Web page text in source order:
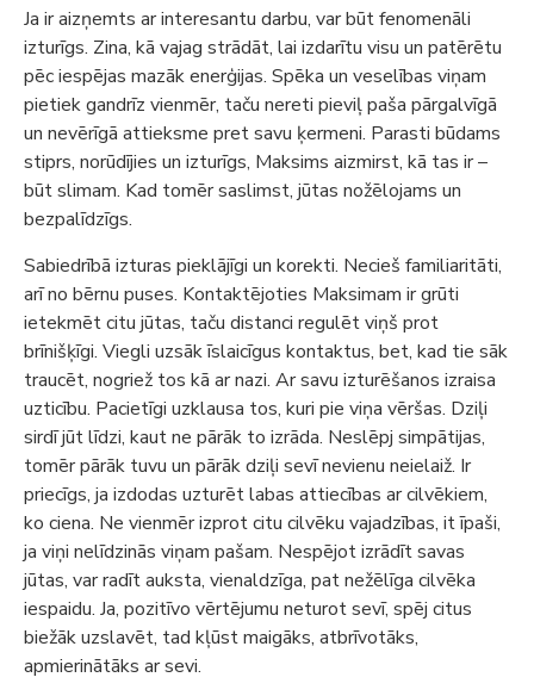
Ja ir aizņemts ar interesantu darbu, var būt fenomenāli
izturīgs. Zina, kā vajag strādāt, lai izdarītu visu un patērētu
pēc iespējas mazāk enerģijas. Spēka un veselības viņam
pietiek gandrīz vienmēr, taču nereti pieviļ paša pārgalvīgā
un nevērīgā attieksme pret savu ķermeni. Parasti būdams
stiprs, norūdījies un izturīgs, Maksims aizmirst, kā tas ir –
būt slimam. Kad tomēr saslimst, jūtas nožēlojams un
bezpalīdzīgs.
Sabiedrībā izturas pieklājīgi un korekti. Necieš familiaritāti,
arī no bērnu puses. Kontaktējoties Maksimam ir grūti
ietekmēt citu jūtas, taču distanci regulēt viņš prot
brīnišķīgi. Viegli uzsāk īslaicīgus kontaktus, bet, kad tie sāk
traucēt, nogriež tos kā ar nazi. Ar savu izturēšanos izraisa
uzticību. Pacietīgi uzklausa tos, kuri pie viņa vēršas. Dziļi
sirdī jūt līdzi, kaut ne pārāk to izrāda. Neslēpj simpātijas,
tomēr pārāk tuvu un pārāk dziļi sevī nevienu neielaiž. Ir
priecīgs, ja izdodas uzturēt labas attiecības ar cilvēkiem,
ko ciena. Ne vienmēr izprot citu cilvēku vajadzības, it īpaši,
ja viņi nelīdzinās viņam pašam. Nespējot izrādīt savas
jūtas, var radīt auksta, vienaldzīga, pat nežēlīga cilvēka
iespaidu. Ja, pozitīvo vērtējumu neturot sevī, spēj citus
biežāk uzslavēt, tad kļūst maigāks, atbrīvotāks,
apmierinātāks ar sevi.